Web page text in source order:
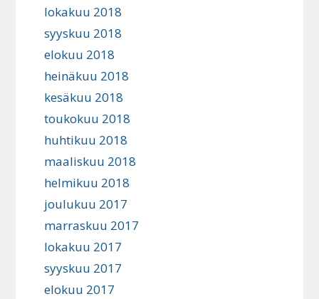
lokakuu 2018
syyskuu 2018
elokuu 2018
heinäkuu 2018
kesäkuu 2018
toukokuu 2018
huhtikuu 2018
maaliskuu 2018
helmikuu 2018
joulukuu 2017
marraskuu 2017
lokakuu 2017
syyskuu 2017
elokuu 2017